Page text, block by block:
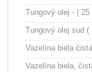
Tungový olej - (
Tungový olej sud (
Vazelína biela
Vazelína biela,